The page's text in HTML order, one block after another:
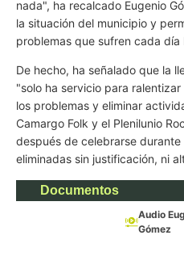
nada", ha recalcado Eugenio
la situación del municipio y
problemas que sufren cada día
De hecho, ha señalado que la
"solo ha servicio para
los problemas y eliminar
Camargo Folk y el Plenilunio
después de celebrarse
eliminadas sin justificación, ni
Documentos
Audio
Gómez